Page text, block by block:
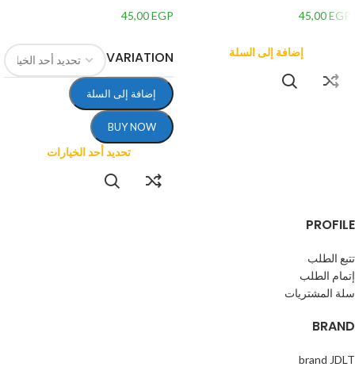
45,00EGP
إضافة إلى السلة
45,00EGP
VARIATION
إضافة إلى السلة
BUY NOW
تحديد أحد الخيارات
PROFILE
تتبع الطلب
إتمام الطلب
سلة المشتريات
BRAND
brand JDLT